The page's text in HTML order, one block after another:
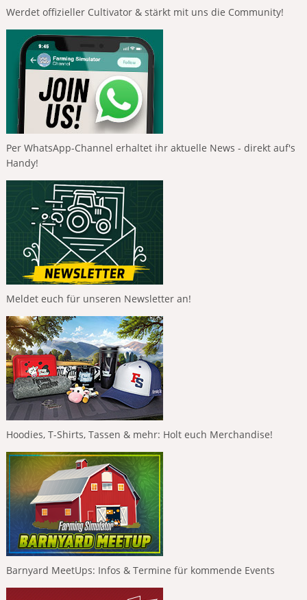
Werdet offizieller Cultivator & stärkt mit uns die Community!
Per WhatsApp-Channel erhaltet ihr aktuelle News - direkt auf's
Handy!
Meldet euch für unseren Newsletter an!
Hoodies, T-Shirts, Tassen & mehr: Holt euch Merchandise!
Barnyard MeetUps: Infos & Termine für kommende Events